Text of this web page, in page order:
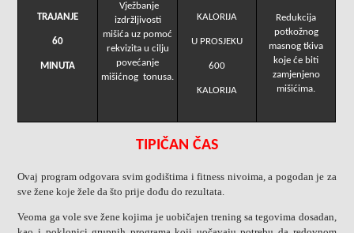
TRAJANJE
60
MINUTA
Vježbanje
izdržljivosti
mišića uz pomoć
rekvizita u cilju
povećanje
mišićnog tonusa.
KALORIJA
U PROSJEKU
600
KALORIJA
Redukcija
potkožnog
masnog tkiva
koje će biti
zamjenjeno
mišićima.
TIPIČAN ČAS
Ovaj program odgovara svim godištima i fitness nivoima, a pogodan je za
sve žene koje žele da što prije dođu do rezultata.
Veoma ga vole sve žene kojima je uobičajen trening sa tegovima dosadan,